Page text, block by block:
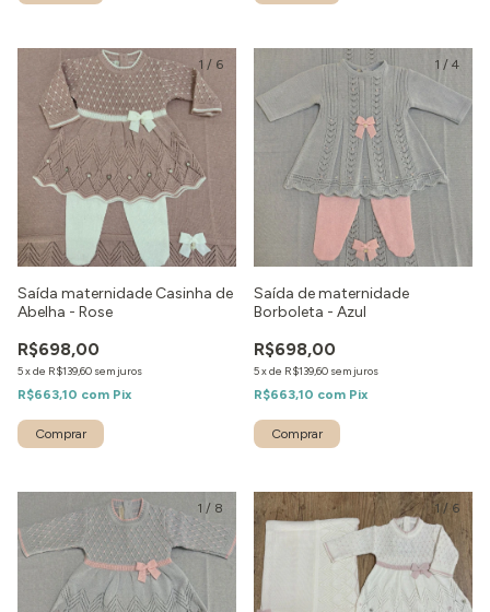
1 / 6
Saída maternidade Casinha de
Abelha - Rose
R$698,00
5xde R$139,60 sem juros
R$663,10 com Pix
Comprar
1 / 4
Saída de maternidade
Borboleta - Azul
R$698,00
5xde R$139,60 sem juros
R$663,10 com Pix
Comprar
1 / 8 1/ 6